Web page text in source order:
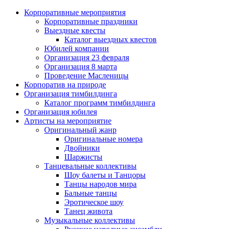
Корпоративные мероприятия
Корпоративные праздники
Выездные квесты
Каталог выездных квестов
Юбилей компании
Организация 23 февраля
Организация 8 марта
Проведение Масленицы
Корпоратив на природе
Организация тимбилдинга
Каталог программ тимбилдинга
Организация юбилея
Артисты на мероприятие
Оригинальный жанр
Оригинальные номера
Двойники
Шаржисты
Танцевальные коллективы
Шоу балеты и Танцоры
Танцы народов мира
Бальные танцы
Эротическое шоу
Танец живота
Музыкальные коллективы